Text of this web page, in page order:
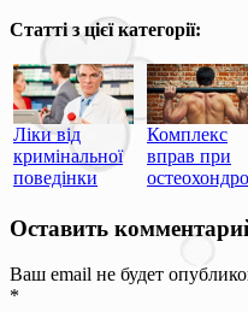
Статті з цієї категорії:
Ліки від
кримінальної
поведінки
Комплекс
вправ при
Оставить
Ваш email не будет
*